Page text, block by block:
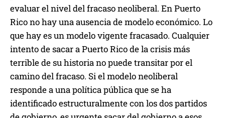
evaluar el nivel del fracaso neoliberal. En Puerto
Rico no hay una ausencia de modelo económico. Lo
que hay es un modelo vigente fracasado. Cualquier
intento de sacar a Puerto Rico de la crisis más
terrible de su historia no puede transitar por el
camino del fracaso. Si el modelo neoliberal
responde a una política pública que se ha
identificado estructuralmente con los dos partidos